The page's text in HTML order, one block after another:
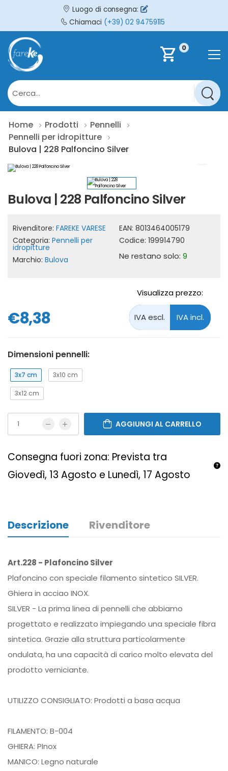
Luogo di consegna:
Chiamaci (+39) 02 94759115
shopping_cart 0
Home Prodotti
Pennelli
Pennelli per idropitture
Bulova | 228 Palfoncino Silver
Bulova | 228 Palfoncino Silver
Rivenditore: FAREKE VARESE
Categoria: Pennelli per
idropitture
Marchio: Bulova
EAN: 8013464005179
Codice: 199914790
Ne restano solo: 9
€8,38
Visualizza prezzo:
Dimensioni pennelli:
3x7 cm 3x10 cm
3x12 cm
AGGIUNGI AL CARRELLO
Consegna fuori zona: Prevista tra
Giovedì, 13 Agosto e Lunedì, 17 Agosto
Descrizione Rivenditore
Art.228 - Plafoncino Silver
Plafoncino con speciale filamento sintetico SILVER.
Ghiera in acciao INOX.
SILVER - La prima linea di pennelli che abbiamo
progettato e realizzato impiegando una speciale fibra
sintetica. Grazie alla struttura particolarmente
ondulata, ha una capacità di carico molto elevata del
prodotto verniciante.
UTILIZZO CONSIGLIATO: Prodotti a basa acqua
FILAMENTO: B-004
GHIERA: PInox
MANICO: Legno naturale